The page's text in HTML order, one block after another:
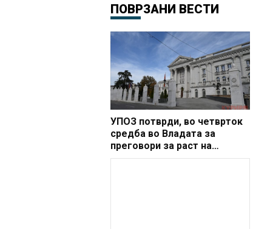
ПОВРЗАНИ ВЕСТИ
УПОЗ потврди, вo четврток
средба во Владата за
преговори за раст на
платите